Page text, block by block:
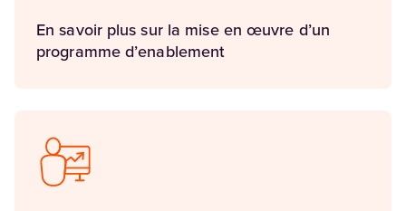
En savoir plus sur la mise en œuvre d’un
programme d’enablement